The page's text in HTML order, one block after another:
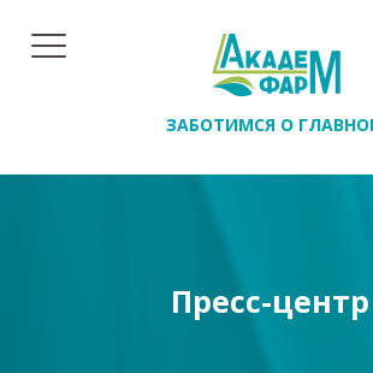
ЗАБОТИМСЯ О
Пресс-центр